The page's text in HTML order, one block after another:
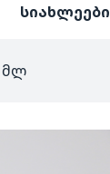
სიახლეები
მლ